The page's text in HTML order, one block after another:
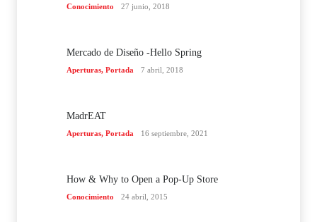
Conocimiento 27 junio, 2018
Mercado de Diseño -Hello Spring
Aperturas, Portada 7 abril, 2018
MadrEAT
Aperturas, Portada 16 septiembre, 2021
How & Why to Open a Pop-Up Store
Conocimiento 24 abril, 2015